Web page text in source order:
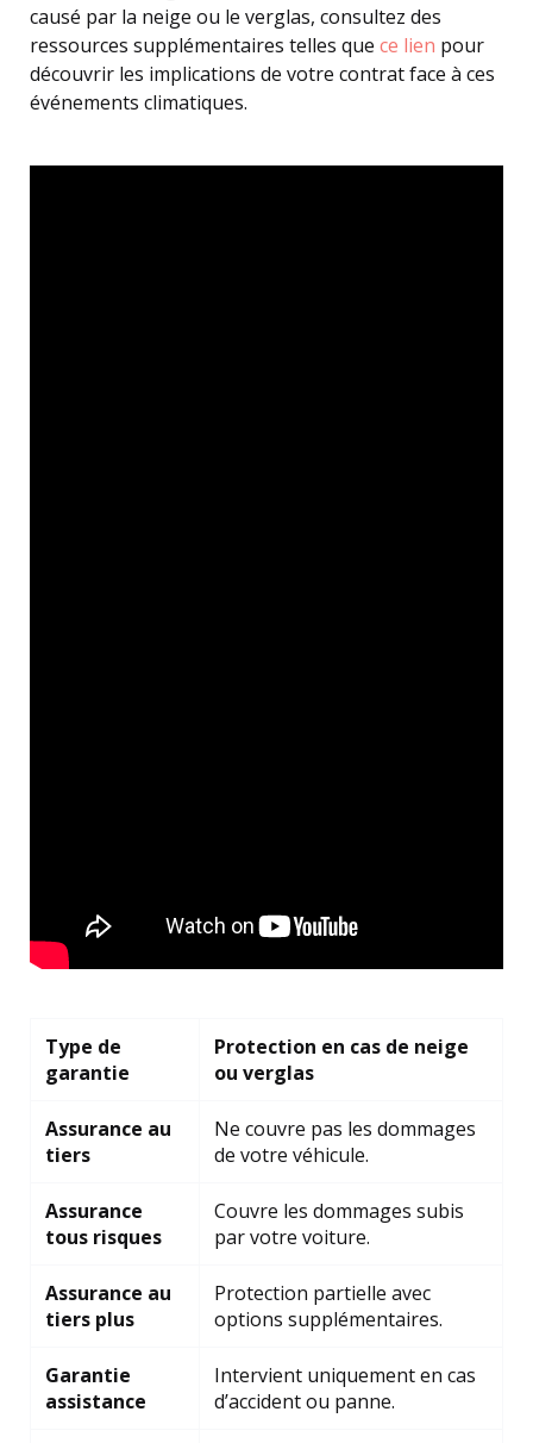
causé par la neige ou le verglas, consultez des
ressources supplémentaires telles que ce lien pour
découvrir les implications de votre contrat face à ces
événements climatiques.
Type de
garantie
Protection en cas de neige
ou verglas
Assurance au
tiers
Ne couvre pas les dommages
de votre véhicule.
Assurance
tous risques
Couvre les dommages subis
par votre voiture.
Assurance au
tiers plus
Protection partielle avec
options supplémentaires.
Garantie
assistance
Intervient uniquement en cas
d’accident ou panne.